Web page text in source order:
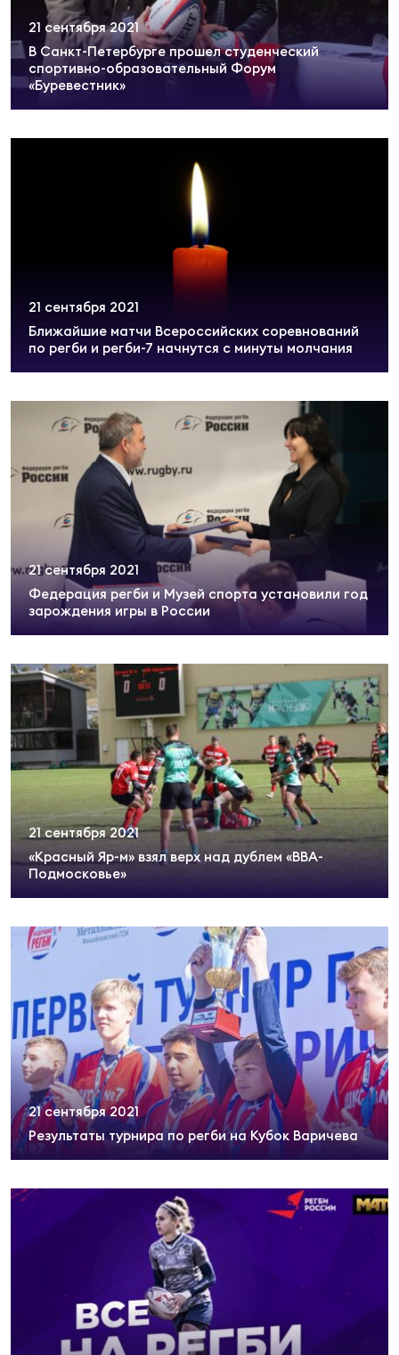
В Санкт-Петербурге прошел студенческий
спортивно-образовательный Форум
«Буревестник»
21 сентября 2021
Ближайшие матчи Всероссийских соревнований
по регби и регби-7 начнутся с минуты молчания
21 сентября 2021
Федерация регби и Музей спорта установили год
зарождения игры в России
21 сентября 2021
«Красный Яр-м» взял верх над дублем «ВВА-
Подмосковье»
21 сентября 2021
Результаты турнира по регби на Кубок Варичева
21 сентября 2021